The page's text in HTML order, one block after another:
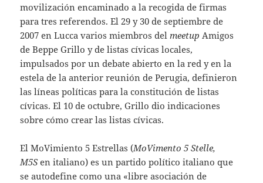
movilización encaminado a la recogida de firmas
para tres referendos. El 29 y 30 de septiembre de
2007 en Lucca varios miembros del meetup Amigos
de Beppe Grillo y de listas cívicas locales,
impulsados por un debate abierto en la red y en la
estela de la anterior reunión de Perugia, definieron
las líneas políticas para la constitución de listas
cívicas. El 10 de octubre, Grillo dio indicaciones
sobre cómo crear las listas cívicas.
El MoVimiento 5 Estrellas (MoVimento 5 Stelle,
M5Sen italiano) es un partido político italiano que
se autodefine como una «libre asociación de